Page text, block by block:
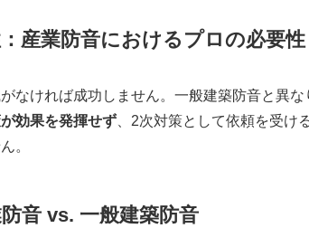
産業防音におけるプロの必要性
なければ成功しません。一般建築防音と異な
効果を発揮せず 、2次対策として依頼を受
。
音 vs. 一般建築防音